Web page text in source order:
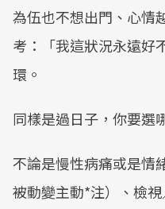
為伍也不想出門、心情
考：「我這狀況永遠好
環。
同樣是過日子，你要選
不論是慢性病痛或是情
被動變主動*注）、檢